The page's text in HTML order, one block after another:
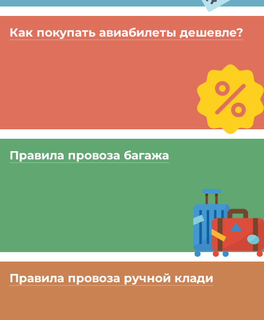
Как покупать авиабилеты дешевле?
Правила провоза багажа
Правила провоза ручной клади